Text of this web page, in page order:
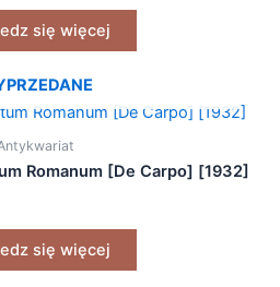
się więcej
Romanum [De Carpo] [1932]
się więcej